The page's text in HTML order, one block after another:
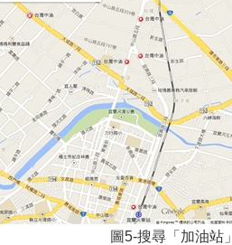
圖5-搜尋「加油站」